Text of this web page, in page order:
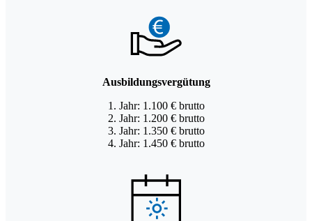
Ausbildungsvergütung
1. Jahr: 1.100 € brutto
2. Jahr: 1.200 € brutto
3. Jahr: 1.350 € brutto
4. Jahr: 1.450 € brutto